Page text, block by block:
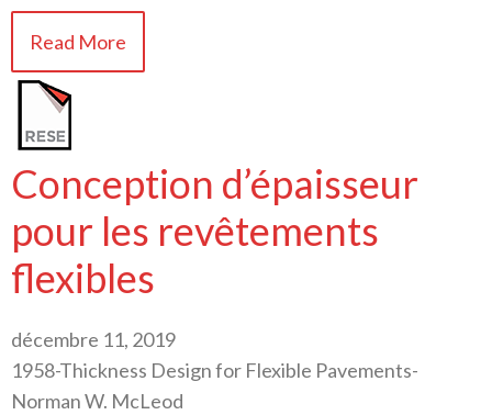
Read More
Conception d’épaisseur
pour les revêtements
flexibles
décembre 11, 2019
1958-Thickness Design for Flexible Pavements-
Norman W. McLeod